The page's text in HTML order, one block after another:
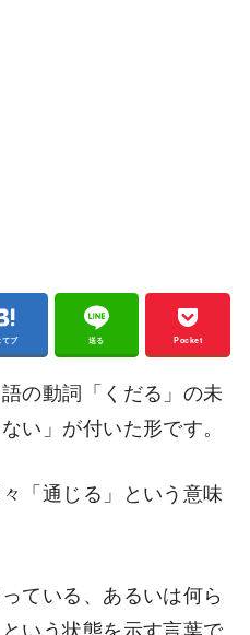
てブ 送る Pocket
の動詞「くだる」の未
い」が付いた形です。
「通じる」という意味
ている、あるいは何ら
いう状態を示す言葉で